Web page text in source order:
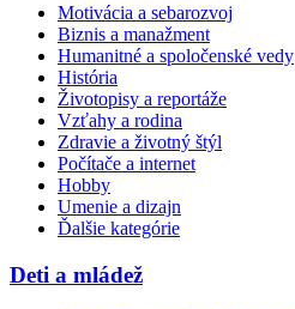
Motivácia a sebarozvoj
Biznis a manažment
Humanitné a spoločenské vedy
História
Životopisy a reportáže
Vzťahy a rodina
Zdravie a životný štýl
Počítače a internet
Hobby
Umenie a dizajn
Ďalšie kategórie
Deti a mládež